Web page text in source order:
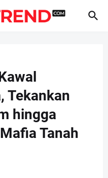
Tekankan
hingga
Tanah